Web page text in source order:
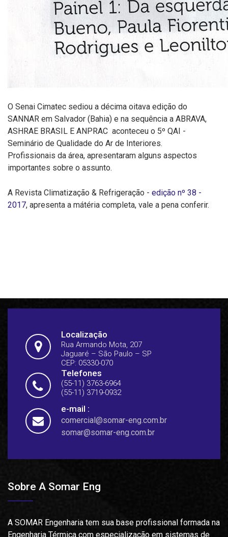
O Senai Cimatec sediou a décima oitava edição do
SANNAR em Salvador (Bahia) e na sequência a ABRAVA,
ASHRAE BRASIL E ANPRAC aconteceu o 5º QAI -
Seminário de Qualidade do Ar de Interiores.
Profissionais da área, apresentaram alguns aspectos
importantes sobre o assunto.
A Revista Climatização & Refrigeração - edição nº 38 -
2017, apresenta a mátéria completa, vale a pena conferir.
Localização
Rua Armando Mota, 207
Jaguaré – São Paulo – SP
CEP: 05330-070
Telefones
(55-11) 3763-6964
(55-11) 3719-0932
e-mail :
comercial@somar-eng.com.br
somar@somar-eng.com.br
Sobre A Somar Eng
A SOMAR Engenharia tem sua base profissional formada na
Engenharia Térmica com especialização em sistemas de